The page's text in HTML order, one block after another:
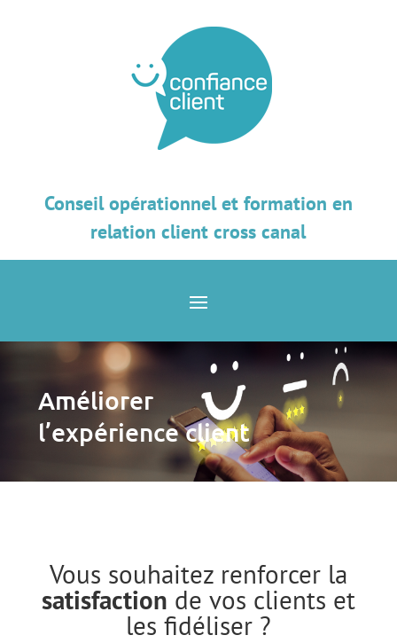
Conseil opérationnel et formation en
relation client cross canal
Améliorer
l’expérience client
Vous souhaitez renforcer la
satisfaction de vos clients et
les fidéliser ?